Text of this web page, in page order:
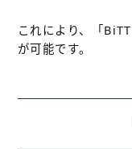
これにより、「
が可能です。